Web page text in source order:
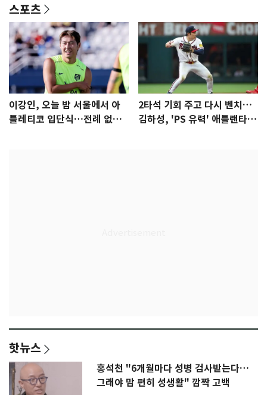
스포츠
이강인, 오늘 밤 서울에서 아
틀레티코 입단식…전례 없는
2타석 기회 주고 다시 벤치…
김하성, 'PS 유력' 애틀랜타에
핫뉴스
홍석천 "6개월마다 성병 검사받는다…
그래야 맘 편히 성생활" 깜짝 고백